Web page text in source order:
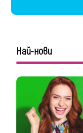
Най-нови